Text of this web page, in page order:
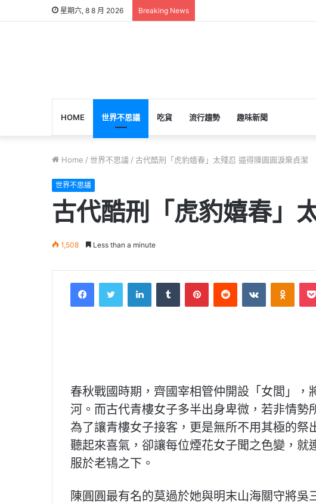
星期六, 8 8 月 2026 Breaking News
HOME 世界不思議 吃貨 流行趨勢 趣味新聞
Home / 世界不思議 / 古代酷刑「虎豹嬉春」太殘忍 逼得陳圓圓淚棄貞潔
世界不思議
古代酷刑「虎豹嬉春」
1,508 Less than a minute
春秋戰國時期，齊國宰相管仲開設「女閭」
河。而古代青樓女子多半出身卑微，若非情
為了讓青樓女子接客，更是無所不用其極的祭
聽起來喜氣，卻讓每位煙花女子聞之色變，
服於老鴇之下。
陳圓圓最有名的莫過於她與明末山海關守將